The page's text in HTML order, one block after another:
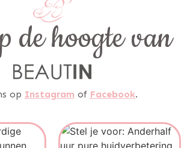
de hoogte van
op Instagram of Facebook.